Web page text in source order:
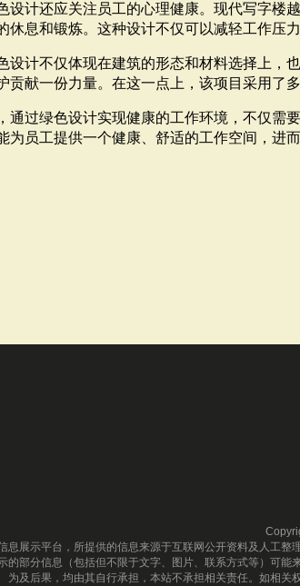
设计还应关注员工的心理健康。现代写字楼
休息和锻炼。这种设计不仅可以减轻工作压
设计不仅体现在建筑的形态和材料选择上，
贡献一份力量。在这一点上，该项目采用了
通过绿色设计实现健康的工作环境，不仅需
为员工提供一个健康、舒适的工作空间，进
息展示平台，所提供的信息来源于互联网公开资料及人工
的部分信息（包括但不限于文字、图片、联系方式等）可
为及后果，均由其自行承担，本站不承担相关责任。如相关